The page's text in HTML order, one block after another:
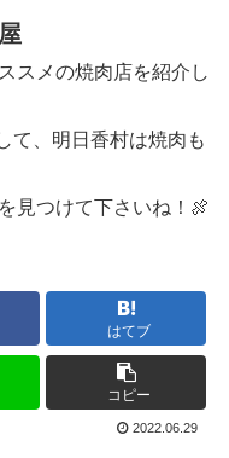
スメの焼肉店を紹介し
て、明日香村は焼肉も
見つけて下さいね！🍖
はてブ
コピー
2022.06.29